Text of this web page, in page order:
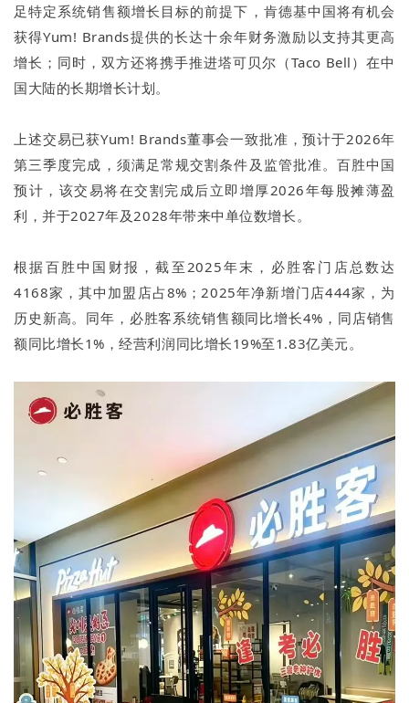
足特定系统销售额增长目标的前提下，肯德基中国将有机会
获得Yum! Brands提供的长达十余年财务激励以支持其更高
增长；同时，双方还将携手推进塔可贝尔（Taco Bell）在中
国大陆的长期增长计划。
上述交易已获Yum! Brands董事会一致批准，预计于2026年
第三季度完成，须满足常规交割条件及监管批准。百胜中国
预计，该交易将在交割完成后立即增厚2026年每股摊薄盈
利，并于2027年及2028年带来中单位数增长。
根据百胜中国财报，截至2025年末，必胜客门店总数达
4168家，其中加盟店占8%；2025年净新增门店444家，为
历史新高。同年，必胜客系统销售额同比增长4%，同店销售
额同比增长1%，经营利润同比增长19%至1.83亿美元。